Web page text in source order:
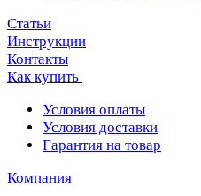
Статьи
Инструкции
Контакты
Как купить
Условия оплаты
Условия доставки
Гарантия на товар
Компания